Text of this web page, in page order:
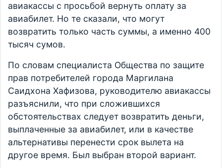
авиакассы с просьбой вернуть оплату за
авиабилет. Но те сказали, что могут
возвратить только часть суммы, а именно 400
тысяч сумов.
По словам специалиста Общества по защите
прав потребителей города Маргилана
Саидхона Хафизова, руководителю авиакассы
разъяснили, что при сложившихся
обстоятельствах следует возвратить деньги,
выплаченные за авиабилет, или в качестве
альтернативы перенести срок вылета на
другое время. Был выбран второй вариант.